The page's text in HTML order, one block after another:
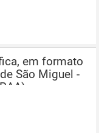
em formato
São Miguel -